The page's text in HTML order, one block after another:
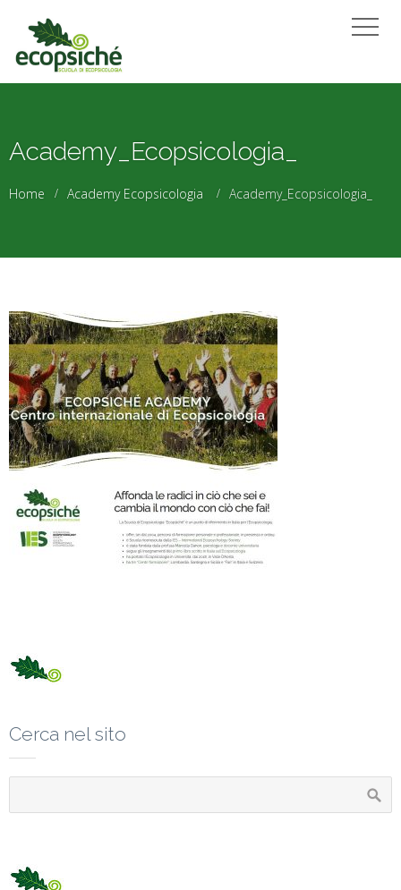
Academy_Ecopsicologia_
Home Academy Ecopsicologia Academy_Ecopsicologia_
Cerca nel sito